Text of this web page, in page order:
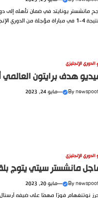
مانشستر يونايتد في ضمان تأهله إلى
مباراة مؤجلة من الدوري الإنجليزي....
الدوري الإنجليزي
هدف برايتون
By
—مايو 24, 2023
الدوري الإنجليزي
مانشستر سيتي يتوج
By
—مايو 20, 2023